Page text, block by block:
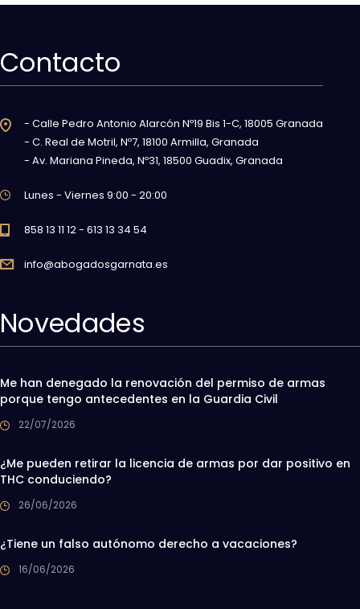
Contacto
- Calle Pedro Antonio Alarcón Nº19 Bis 1-C, 18005 Granada
- C. Real de Motril, Nº7, 18100 Armilla, Granada
- Av. Mariana Pineda, Nº31, 18500 Guadix, Granada
Lunes - Viernes 9:00 - 20:00
858 13 11 12 - 613 13 34 54
info@abogadosgarnata.es
Novedades
Me han denegado la renovación del permiso de armas
porque tengo antecedentes en la Guardia Civil
22/07/2026
¿Me pueden retirar la licencia de armas por dar positivo en
THC conduciendo?
26/06/2026
¿Tiene un falso autónomo derecho a vacaciones?
16/06/2026